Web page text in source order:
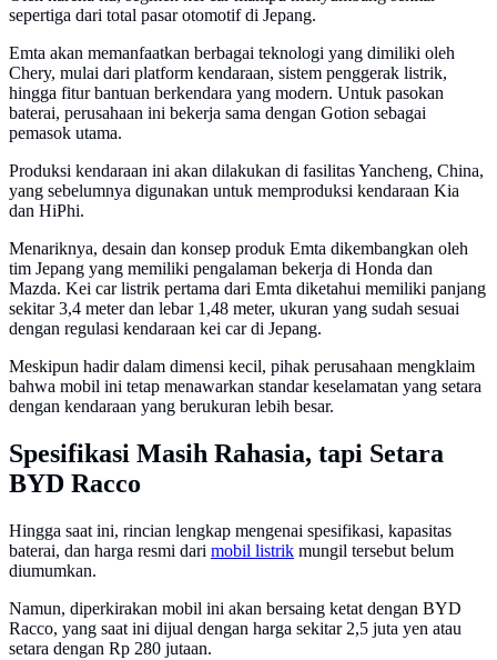
sepertiga dari total pasar otomotif di Jepang.
Emta akan memanfaatkan berbagai teknologi yang dimiliki oleh
Chery, mulai dari platform kendaraan, sistem penggerak listrik,
hingga fitur bantuan berkendara yang modern. Untuk pasokan
baterai, perusahaan ini bekerja sama dengan Gotion sebagai
pemasok utama.
Produksi kendaraan ini akan dilakukan di fasilitas Yancheng, China,
yang sebelumnya digunakan untuk memproduksi kendaraan Kia
dan HiPhi.
Menariknya, desain dan konsep produk Emta dikembangkan oleh
tim Jepang yang memiliki pengalaman bekerja di Honda dan
Mazda. Kei car listrik pertama dari Emta diketahui memiliki panjang
sekitar 3,4 meter dan lebar 1,48 meter, ukuran yang sudah sesuai
dengan regulasi kendaraan kei car di Jepang.
Meskipun hadir dalam dimensi kecil, pihak perusahaan mengklaim
bahwa mobil ini tetap menawarkan standar keselamatan yang setara
dengan kendaraan yang berukuran lebih besar.
Spesifikasi Masih Rahasia, tapi Setara
BYD Racco
Hingga saat ini, rincian lengkap mengenai spesifikasi, kapasitas
baterai, dan harga resmi dari mobil listrik mungil tersebut belum
diumumkan.
Namun, diperkirakan mobil ini akan bersaing ketat dengan BYD
Racco, yang saat ini dijual dengan harga sekitar 2,5 juta yen atau
setara dengan Rp 280 jutaan.